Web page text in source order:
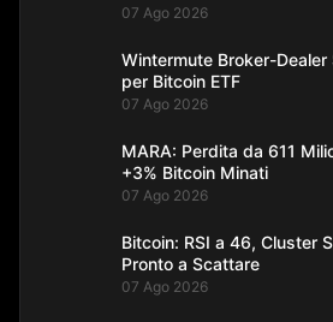
07 Ago 2026
Wintermute Broker-Dealer
per Bitcoin ETF
07 Ago 2026
MARA: Perdita da 611
+3% Bitcoin Minati
07 Ago 2026
Bitcoin: RSI a 46, Cluster
Pronto a Scattare
07 Ago 2026